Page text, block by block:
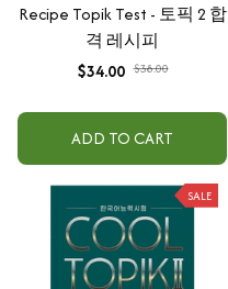
Recipe Topik Test - 토픽 2 합
격 레시피
$34.00 $38.00
ADD TO CART
SALE